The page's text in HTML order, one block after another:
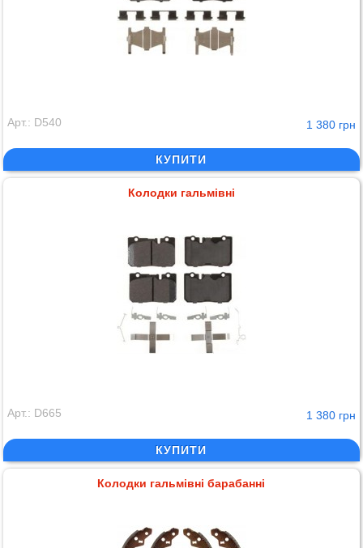
Арт.: D540 1 380 грн
КУПИТИ
Колодки гальмівні
Арт.: D665 1 380 грн
КУПИТИ
Колодки гальмівні барабанні